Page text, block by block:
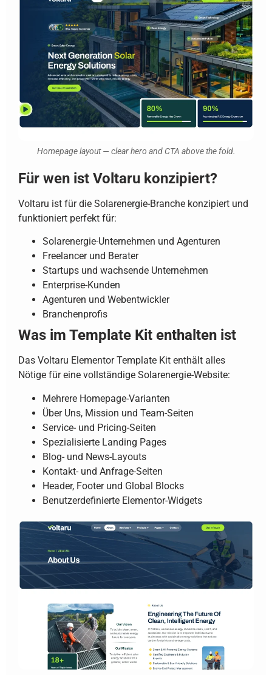
Homepage layout — clear hero and CTA above the fold.
Für wen ist Voltaru konzipiert?
Voltaru ist für die Solarenergie-Branche konzipiert und
funktioniert perfekt für:
Solarenergie-Unternehmen und Agenturen
Freelancer und Berater
Startups und wachsende Unternehmen
Enterprise-Kunden
Agenturen und Webentwickler
Branchenprofis
Was im Template Kit enthalten ist
Das Voltaru Elementor Template Kit enthält alles
Nötige für eine vollständige Solarenergie-Website:
Mehrere Homepage-Varianten
Über Uns, Mission und Team-Seiten
Service- und Pricing-Seiten
Spezialisierte Landing Pages
Blog- und News-Layouts
Kontakt- und Anfrage-Seiten
Header, Footer und Global Blocks
Benutzerdefinierte Elementor-Widgets